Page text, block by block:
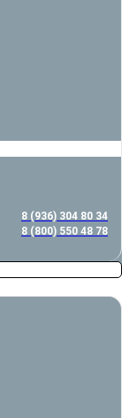
8 (936) 304 80 34
8 (800) 550 48 78